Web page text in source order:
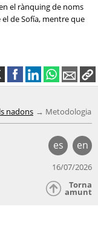
el rànquing de noms
de Sofía, mentre que
nadons Metodologia
es en
16/07/2026
Torna
amunt